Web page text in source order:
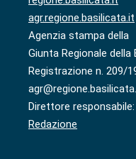
agr.regione.basilicata.it
Agenzia stampa della
Giunta Regionale della
Registrazione n. 209/
Direttore responsabile:
Redazione